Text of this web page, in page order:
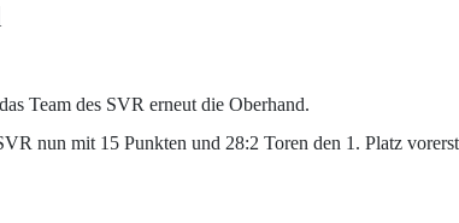
Team des SVR erneut die Oberhand.
nun mit 15 Punkten und 28:2 Toren den 1. Platz